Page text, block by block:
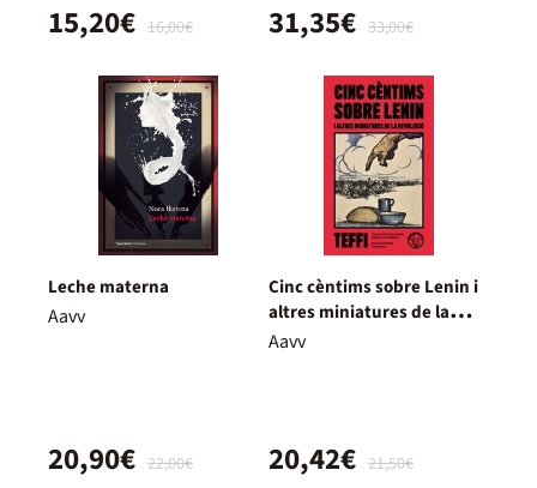
16,00€
15,20€ 33,00€
31,35€
Leche materna
Aavv
22,00€
20,90€
Cinc cèntims sobre Lenin i
altres miniatures de la
revolució
Aavv
21,50€
20,42€